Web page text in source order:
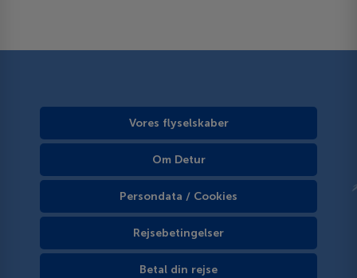
Vores flyselskaber
Om Detur
Persondata / Cookies
Rejsebetingelser
Betal din rejse